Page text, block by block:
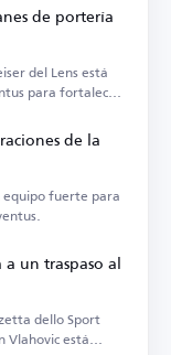
de portería
del Lens está
para fortalecer
de la
equipo fuerte para
un traspaso al
dello Sport
Vlahovic está